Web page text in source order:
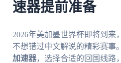
速器提前准备
2026年美加墨世界杯即将到来
不想错过中文解说的精彩赛事
加速器，选择合适的回国线路